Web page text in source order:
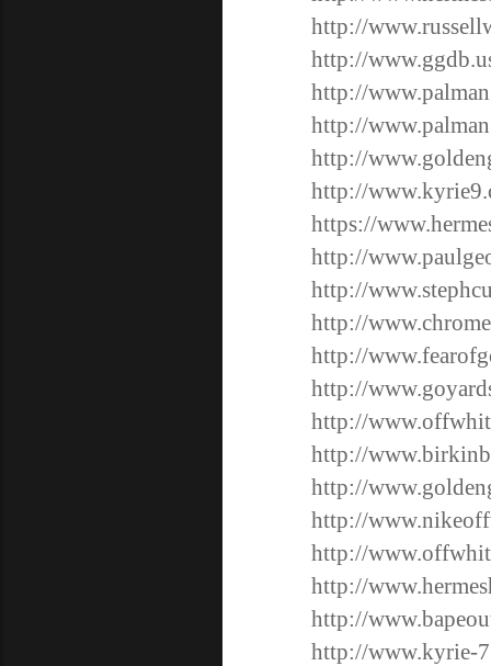
http://
http://
http://
http://
http://
http://
https://
http://
http://
http://
http://
http://
http://
http://
http://
http://
http://
http://
http://
http://www.kyrie-